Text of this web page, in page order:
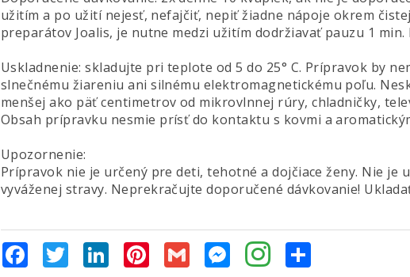
užitím a po užití nejesť, nefajčiť, nepiť žiadne nápoje okrem
preparátov Joalis, je nutne medzi užitím dodržiavať pauzu 1
Uskladnenie: skladujte pri teplote od 5 do 25° C. Prípravok by
slnečnému žiareniu ani silnému elektromagnetickému poľu.
menšej ako päť centimetrov od mikrovlnnej rúry, chladničky,
Obsah prípravku nesmie prísť do kontaktu s kovmi a
Upozornenie:
Prípravok nie je určený pre deti, tehotné a dojčiace ženy. Nie je
vyváženej stravy. Neprekračujte doporučené dávkovanie!
FacebookTwitterLinkedInPinterest
Gmail Messenger